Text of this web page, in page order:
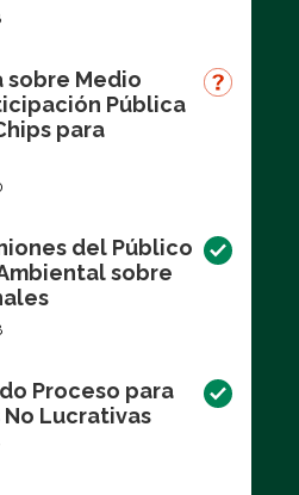
sobre Medio
Pública
para
del Público
sobre
Proceso para
Lucrativas